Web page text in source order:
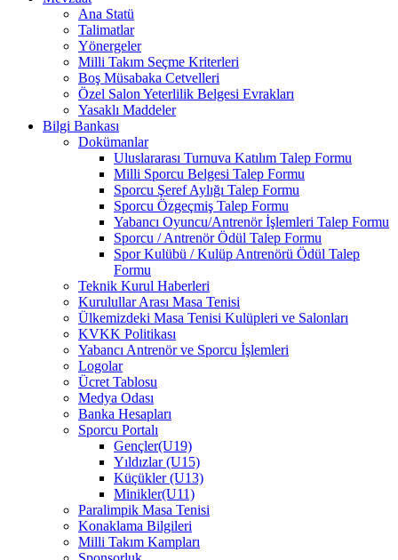
Ana Statü
Talimatlar
Yönergeler
Milli Takım Seçme Kriterleri
Boş Müsabaka Cetvelleri
Özel Salon Yeterlilik Belgesi Evrakları
Yasaklı Maddeler
Bilgi Bankası
Dokümanlar
Uluslararası Turnuva Katılım Talep Formu
Milli Sporcu Belgesi Talep Formu
Sporcu Şeref Aylığı Talep Formu
Sporcu Özgeçmiş Talep Formu
Yabancı Oyuncu/Antrenör İşlemleri Talep Formu
Sporcu / Antrenör Ödül Talep Formu
Spor Kulübü / Kulüp Antrenörü Ödül Talep
Formu
Teknik Kurul Haberleri
Kurulullar Arası Masa Tenisi
Ülkemizdeki Masa Tenisi Kulüpleri ve Salonları
KVKK Politikası
Yabancı Antrenör ve Sporcu İşlemleri
Logolar
Ücret Tablosu
Medya Odası
Banka Hesapları
Sporcu Portalı
Gençler(U19)
Yıldızlar (U15)
Küçükler (U13)
Minikler(U11)
Paralimpik Masa Tenisi
Konaklama Bilgileri
Milli Takım Kampları